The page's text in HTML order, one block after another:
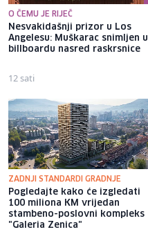
O ČEMU JE RIJEČ
Nesvakidašnji prizor u Los
Angelesu: Muškarac snimljen u
billboardu nasred raskrsnice
12 sati
ZADNJI STANDARDI GRADNJE
Pogledajte kako će izgledati
100 miliona KM vrijedan
stambeno-poslovni kompleks
"Galeria Zenica"